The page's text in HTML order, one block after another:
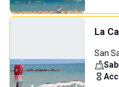
La
San